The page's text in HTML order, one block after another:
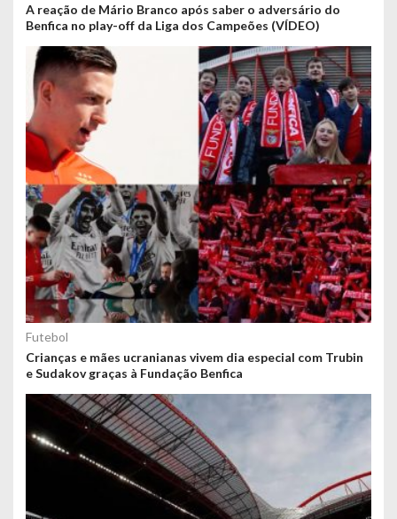
A reação de Mário Branco após saber o adversário do
Benfica no play-off da Liga dos Campeões (VÍDEO)
Futebol
Crianças e mães ucranianas vivem dia especial com Trubin
e Sudakov graças à Fundação Benfica